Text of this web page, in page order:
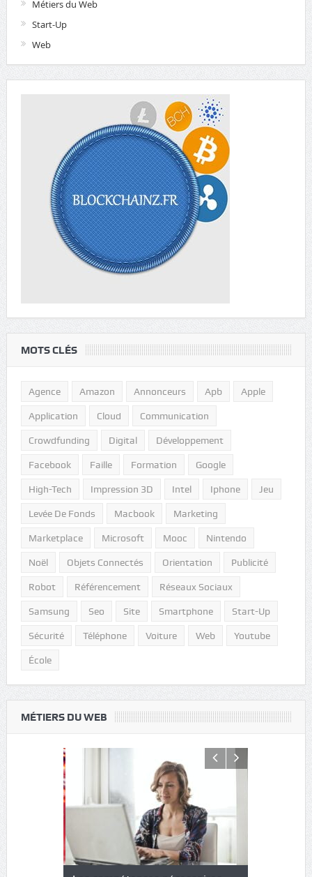
Métiers du Web
Start-Up
Web
MOTS CLÉS
Agence Amazon Annonceurs Apb Apple
Application Cloud Communication
Crowdfunding Digital Développement
Facebook Faille Formation Google
High-Tech Impression 3D Intel Iphone Jeu
Levée De Fonds Macbook Marketing
Marketplace Microsoft Mooc Nintendo
Noël Objets Connectés Orientation Publicité
Robot Référencement Réseaux Sociaux
Samsung Seo Site Smartphone Start-Up
Sécurité Téléphone Voiture Web Youtube
École
MÉTIERS DU WEB